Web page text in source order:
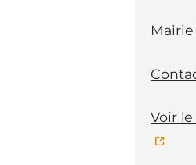
Voir